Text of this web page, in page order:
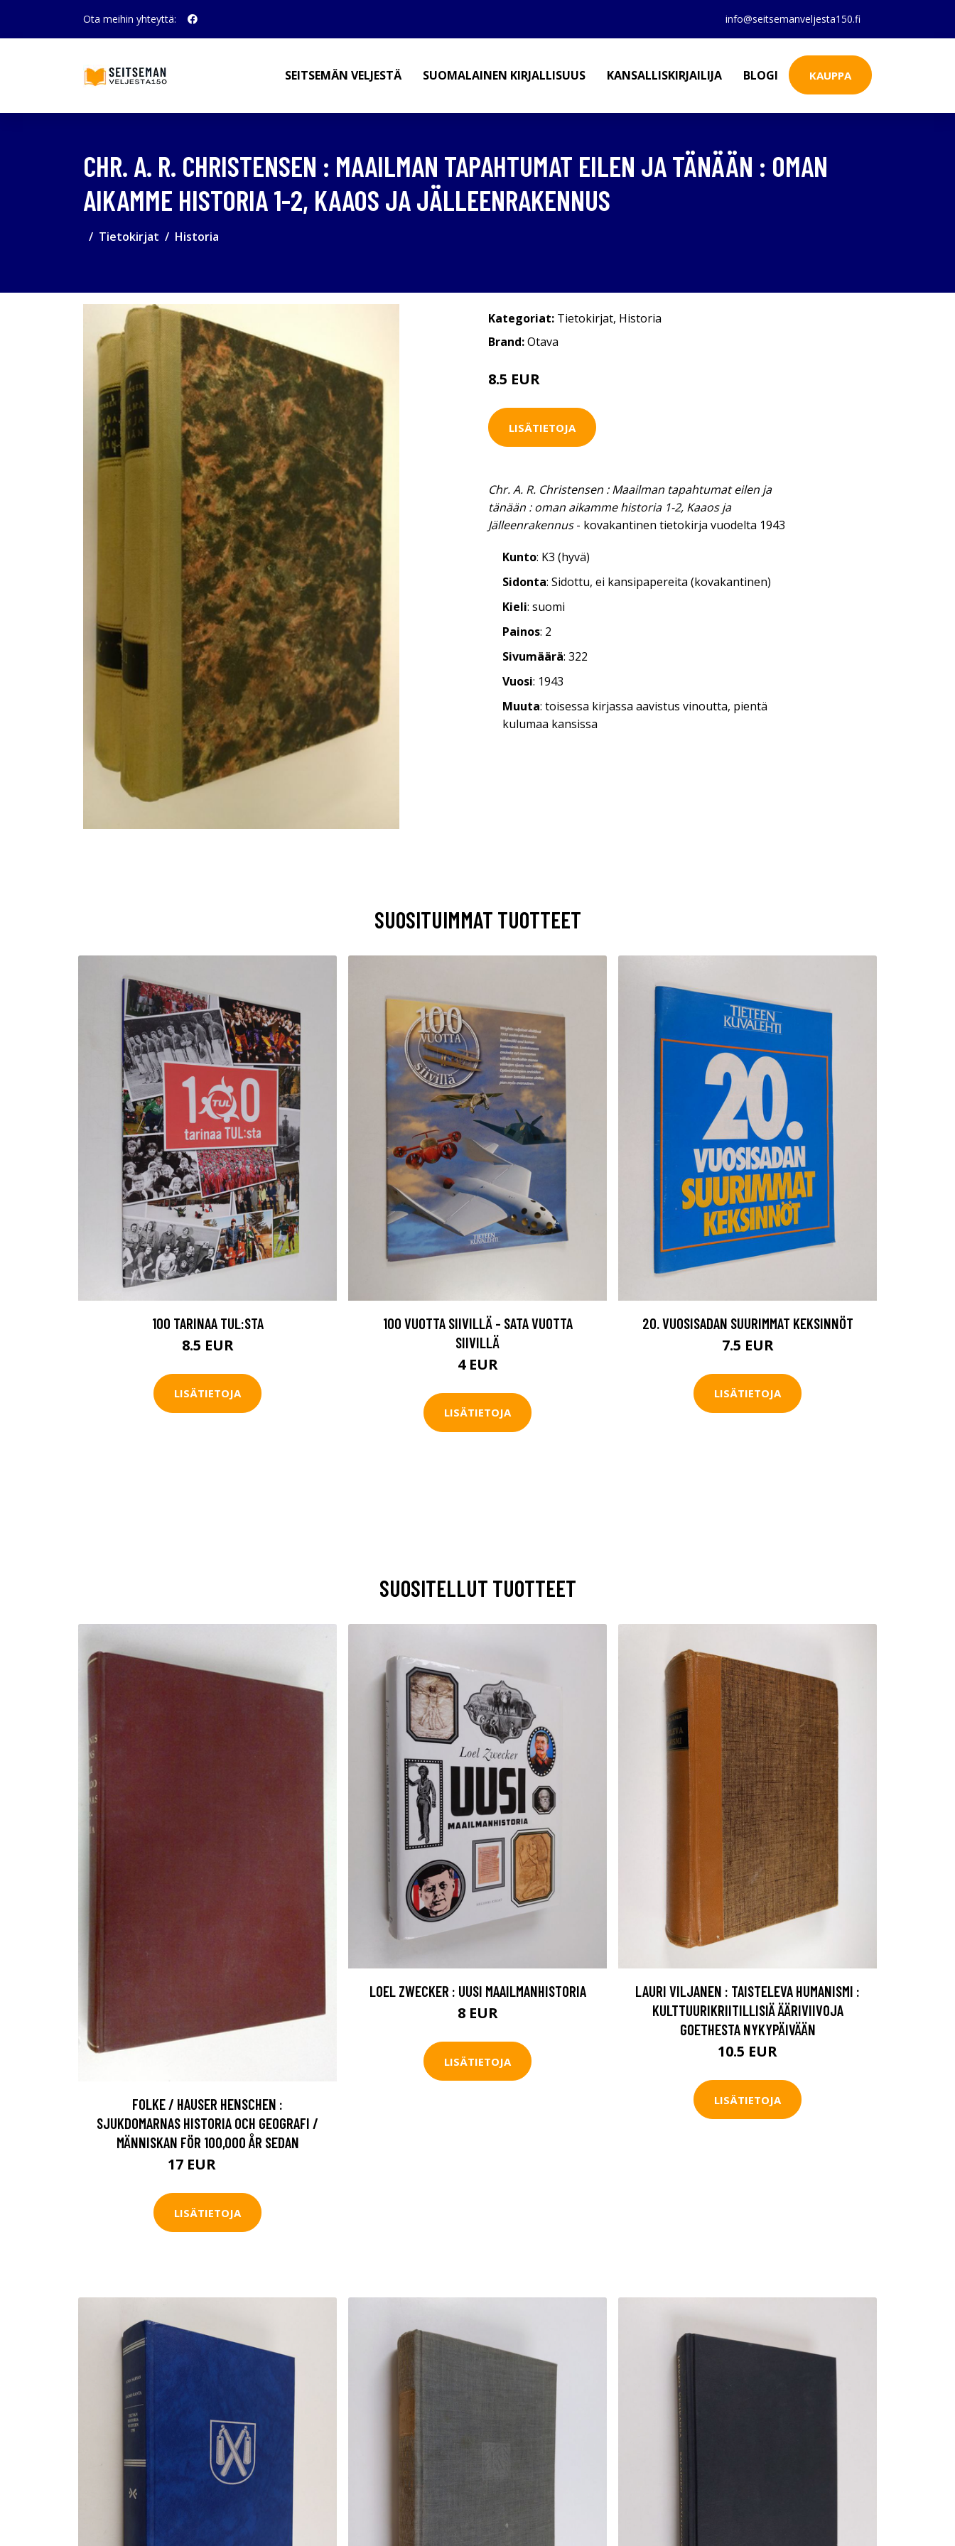
Ota meihin yhteyttä: info@seitsemanveljesta150.fi
SEITSEMÄN VELJESTÄ SUOMALAINEN KIRJALLISUUS KANSALLISKIRJAILIJA BLOGI KAUPPA
CHR. A. R. CHRISTENSEN : MAAILMAN TAPAHTUMAT EILEN JA TÄNÄÄN : OMAN
AIKAMME HISTORIA 1-2, KAAOS JA JÄLLEENRAKENNUS
Tietokirjat Historia
Kategoriat: Tietokirjat, Historia
Brand:Otava
8.5 EUR
LISÄTIETOJA
Chr. A. R. Christensen : Maailman tapahtumat eilen ja
tänään : oman aikamme historia 1-2, Kaaos ja
Jälleenrakennus- kovakantinen tietokirja vuodelta 1943
Kunto: K3 (hyvä)
Sidonta: Sidottu, ei kansipapereita (kovakantinen)
Kieli: suomi
Painos: 2
Sivumäärä: 322
Vuosi: 1943
Muuta: toisessa kirjassa aavistus vinoutta, pientä
kulumaa kansissa
SUOSITUIMMAT TUOTTEET
100 TARINAA TUL:STA
8.5 EUR
LISÄTIETOJA
100 VUOTTA SIIVILLÄ - SATA VUOTTA
SIIVILLÄ
4 EUR
LISÄTIETOJA
20. VUOSISADAN SUURIMMAT KEKSINNÖT
7.5 EUR
LISÄTIETOJA
SUOSITELLUT TUOTTEET
FOLKE / HAUSER HENSCHEN :
SJUKDOMARNAS HISTORIA OCH GEOGRAFI /
MÄNNISKAN FÖR 100,000 ÅR SEDAN
17 EUR
LISÄTIETOJA
LOEL ZWECKER : UUSI MAAILMANHISTORIA
8 EUR
LISÄTIETOJA
LAURI VILJANEN : TAISTELEVA HUMANISMI :
KULTTUURIKRIITILLISIÄ ÄÄRIVIIVOJA
GOETHESTA NYKYPÄIVÄÄN
10.5 EUR
LISÄTIETOJA